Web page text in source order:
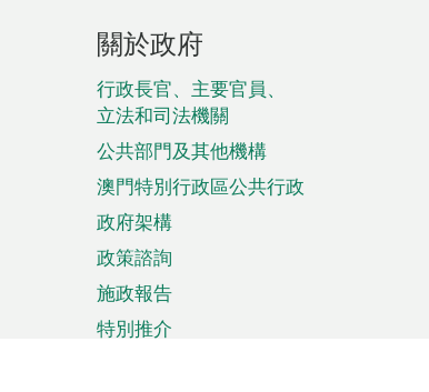
頁
腳
菜
單
關於政府
行政長官、主要官員、
立法和司法機關
公共部門及其他機構
澳門特別行政區公共行政
政府架構
政策諮詢
施政報告
特別推介